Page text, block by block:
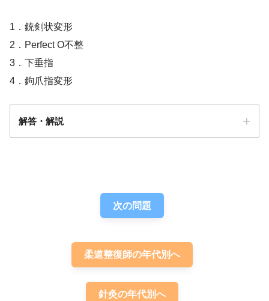
1．銃剣状変形
2．Perfect O不整
3．下垂指
4．鉤爪指変形
解答・解説
次の問題
柔道整復師の年代別へ
針灸の年代別へ